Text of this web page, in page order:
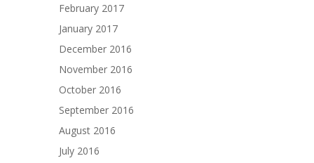
February 2017
January 2017
December 2016
November 2016
October 2016
September 2016
August 2016
July 2016